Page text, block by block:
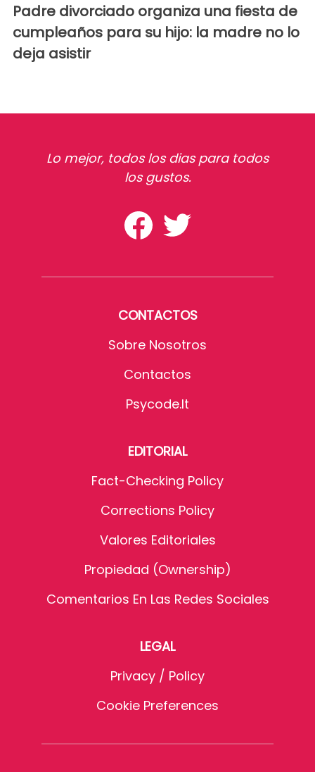
Padre divorciado organiza una fiesta de
cumpleaños para su hijo: la madre no lo
deja asistir
Lo mejor, todos los dias para todos
los gustos.
CONTACTOS
Sobre Nosotros
Contactos
Psycode.it
EDITORIAL
Fact-Checking Policy
Corrections Policy
Valores Editoriales
Propiedad (Ownership)
Comentarios En Las Redes Sociales
LEGAL
Privacy / Policy
Cookie Preferences